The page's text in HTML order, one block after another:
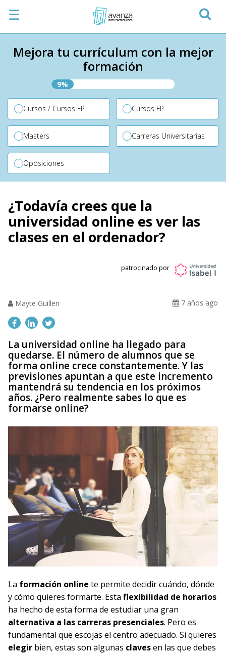
☰
Mejora tu currículum con la mejor
formación
9%
Cursos / Cursos FP Cursos FP
Masters Carreras Universitarias
Oposiciones
¿Todavía crees que la
universidad online es ver las
clases en el ordenador?
patrocinado por
Mayte Guillen 7 años ago
La universidad online ha llegado para
quedarse. El número de alumnos que se
forma online crece constantemente. Y las
previsiones apuntan a que este incremento
mantendrá su tendencia en los próximos
años. ¿Pero realmente sabes lo que es
formarse online?
La formación online te permite decidir cuándo, dónde
y cómo quieres formarte. Esta flexibilidad de horarios
ha hecho de esta forma de estudiar una gran
alternativa a las carreras presenciales. Pero es
fundamental que escojas el centro adecuado. Si quieres
elegir bien, estas son algunas clavesen las que debes